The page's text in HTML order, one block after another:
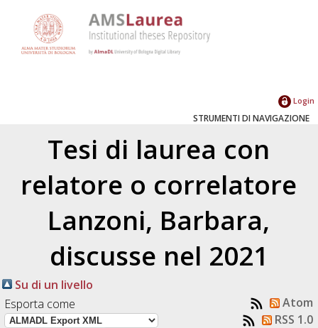
Login
STRUMENTI DI NAVIGAZIONE
Tesi di laurea con
relatore o correlatore
Lanzoni, Barbara,
discusse nel 2021
Su di un livello
Esporta come
Atom
RSS 1.0